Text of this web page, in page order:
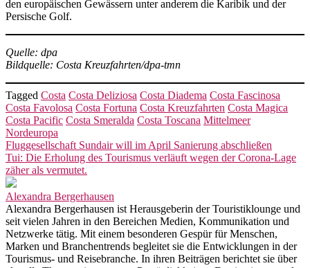
den europäischen Gewässern unter anderem die Karibik und der
Persische Golf.
Quelle: dpa
Bildquelle: Costa Kreuzfahrten/dpa-tmn
Tagged Costa Costa Deliziosa Costa Diadema Costa Fascinosa
Costa Favolosa Costa Fortuna Costa Kreuzfahrten Costa Magica
Costa Pacific Costa Smeralda Costa Toscana Mittelmeer
Nordeuropa
Beitragsnavigation
Fluggesellschaft Sundair will im April Sanierung abschließen
Tui: Die Erholung des Tourismus verläuft wegen der Corona-Lage
zäher als vermutet.
Alexandra Bergerhausen
Alexandra Bergerhausen ist Herausgeberin der Touristiklounge und
seit vielen Jahren in den Bereichen Medien, Kommunikation und
Netzwerke tätig. Mit einem besonderen Gespür für Menschen,
Marken und Branchentrends begleitet sie die Entwicklungen in der
Tourismus- und Reisebranche. In ihren Beiträgen berichtet sie über